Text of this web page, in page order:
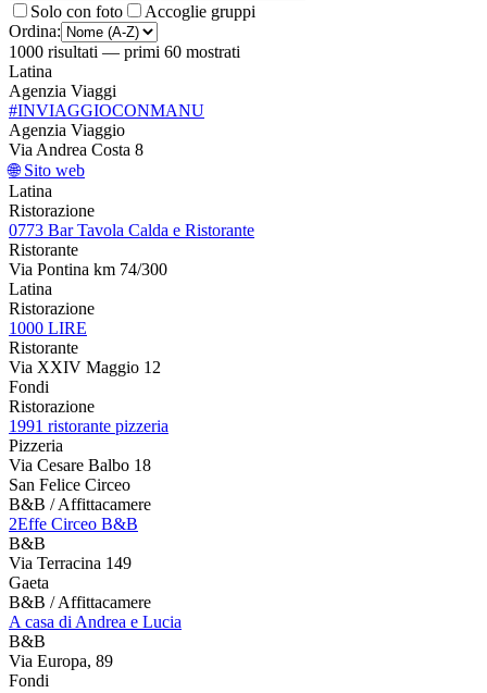
Solo con foto
Accoglie gruppi
Ordina:
1000 risultati — primi 60 mostrati
Latina
Agenzia Viaggi
#INVIAGGIOCONMANU
Agenzia Viaggio
Via Andrea Costa 8
🌐 Sito web
Latina
Ristorazione
0773 Bar Tavola Calda e Ristorante
Ristorante
Via Pontina km 74/300
Latina
Ristorazione
1000 LIRE
Ristorante
Via XXIV Maggio 12
Fondi
Ristorazione
1991 ristorante pizzeria
Pizzeria
Via Cesare Balbo 18
San Felice Circeo
B&B / Affittacamere
2Effe Circeo B&B
B&B
Via Terracina 149
Gaeta
B&B / Affittacamere
A casa di Andrea e Lucia
B&B
Via Europa, 89
Fondi